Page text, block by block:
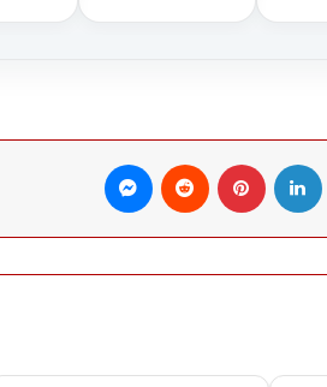
لينكدإن بينتيريست